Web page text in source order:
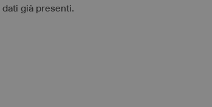
già presenti.